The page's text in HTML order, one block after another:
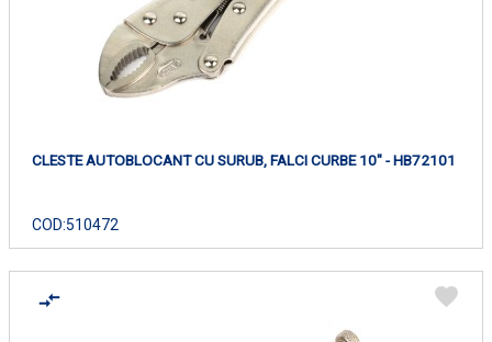
CLESTE AUTOBLOCANT CU SURUB, FALCI CURBE 10" - HB72101
COD:510472